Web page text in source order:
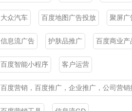
大众汽车 百度地图广告投放 聚屏广
信息流广告 护肤品推广 百度商业产
百度智能小程序 客户运营
百度营销，百度推广，企业推广，公司营销